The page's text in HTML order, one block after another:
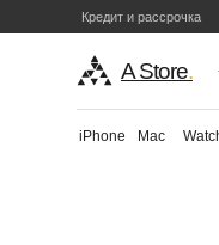
A Store.
Кредит и рассрочка
iPhone Mac